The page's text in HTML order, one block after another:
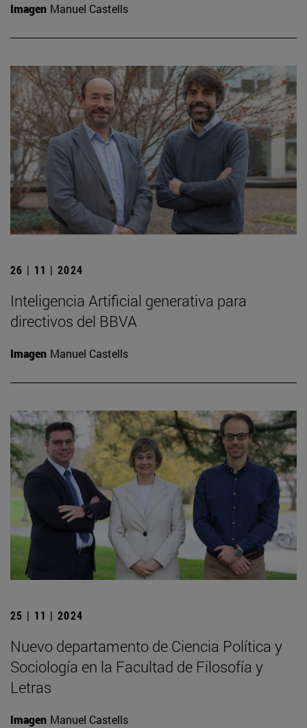
Imagen Manuel Castells
26 | 11 | 2024
Inteligencia Artificial generativa para
directivos del BBVA
Imagen Manuel Castells
25 | 11 | 2024
Nuevo departamento de Ciencia Política y
Sociología en la Facultad de Filosofía y
Letras
Imagen Manuel Castells